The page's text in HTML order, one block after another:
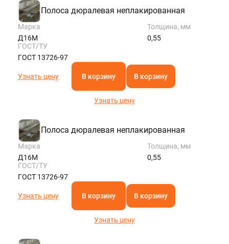
Полоса дюралевая неплакированная
Марка
Д16М
Толщина, мм
0,55
ГОСТ/ТУ
ГОСТ 13726-97
Узнать цену В корзину В корзину
Узнать цену
Полоса дюралевая неплакированная
Марка
Д16М
Толщина, мм
0,55
ГОСТ/ТУ
ГОСТ 13726-97
Узнать цену В корзину В корзину
Узнать цену